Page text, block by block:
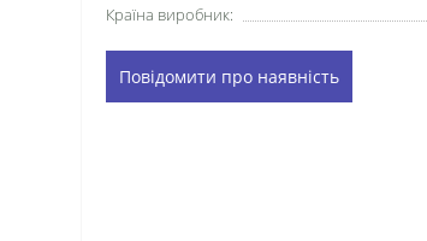
Країна виробник:
Повідомити про наявність